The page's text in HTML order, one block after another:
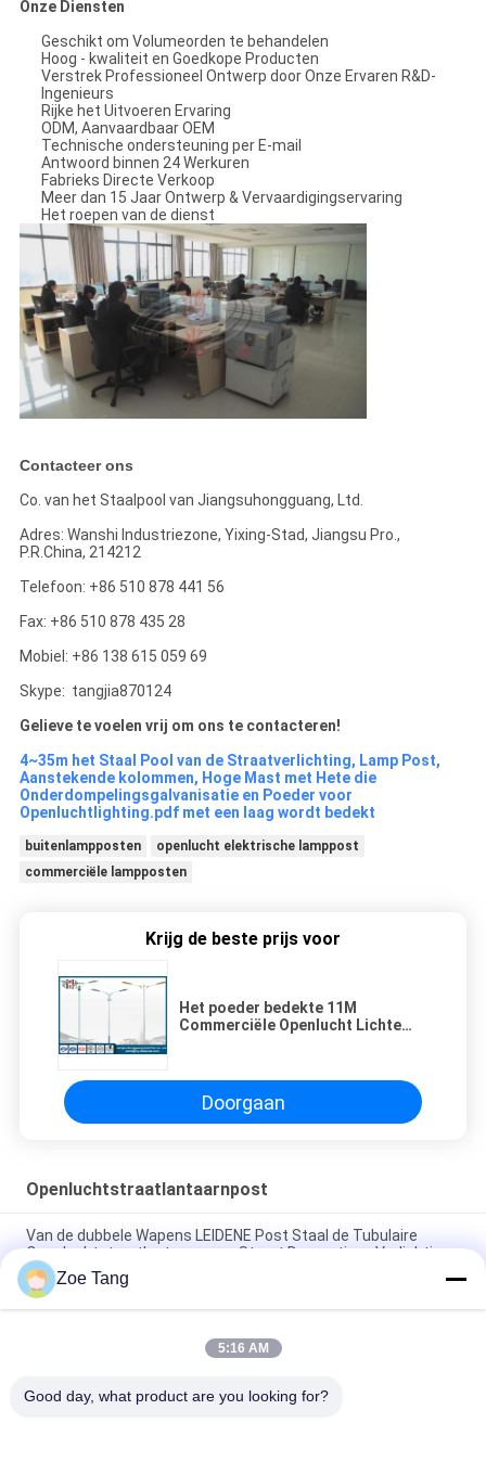
Onze Diensten
Geschikt om Volumeorden te behandelen
Hoog - kwaliteit en Goedkope Producten
Verstrek Professioneel Ontwerp door Onze Ervaren R&D-
Ingenieurs
Rijke het Uitvoeren Ervaring
ODM, Aanvaardbaar OEM
Technische ondersteuning per E-mail
Antwoord binnen 24 Werkuren
Fabrieks Directe Verkoop
Meer dan 15 Jaar Ontwerp & Vervaardigingservaring
Het roepen van de dienst
Contacteer ons
Co. van het Staalpool van Jiangsuhongguang, Ltd.
Adres: Wanshi Industriezone, Yixing-Stad, Jiangsu Pro.,
P.R.China, 214212
Telefoon: +86 510 878 441 56
Fax: +86 510 878 435 28
Mobiel: +86 138 615 059 69
Skype: tangjia870124
Gelieve te voelen vrij om ons te contacteren!
4~35m het Staal Pool van de Straatverlichting, Lamp Post,
Aanstekende kolommen, Hoge Mast met Hete die
Onderdompelingsgalvanisatie en Poeder voor
Openluchtlighting.pdf met een laag wordt bedekt
buitenlampposten
openlucht elektrische lamppost
commerciële lampposten
Krijg de beste prijs voor
Het poeder bedekte 11M
Commerciële Openlucht Lichte
Doorgaan
Openluchtstraatlantaarnpost
Van de dubbele Wapens LEIDENE Post Staal de Tubulaire
Openluchtstraatlantaarn voor Straat Decoratieve Verlichting
Q235 om de Openluchtlamp Pool van de Straatlantaarn Post,
Decoratieve Tuin
Ce keurde Kegel500w Vierkante EN 40/BS 5649 van Weg Lichte
Zoe Tang
5:16 AM
Good day, what product are you looking for?